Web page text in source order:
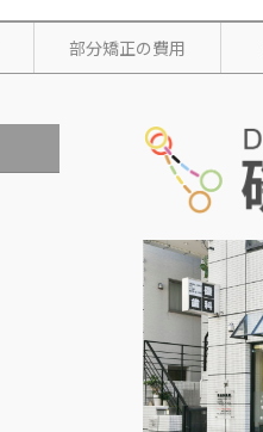
部分矯正の費用